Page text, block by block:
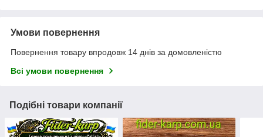
Умови повернення
Повернення товару впродовж 14 днів за домовленістю
Всі умови повернення
Подібні товари компанії